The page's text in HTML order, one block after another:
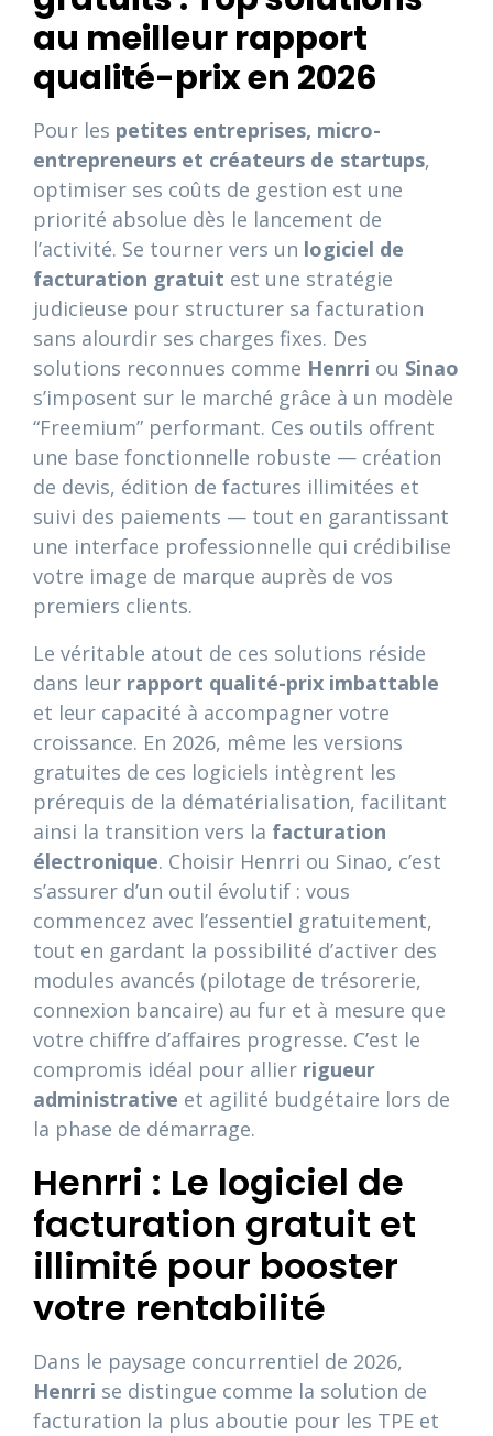
au meilleur rapport
qualité-prix en 2026
Pour les petites entreprises, micro-
entrepreneurs et créateurs de startups,
optimiser ses coûts de gestion est une
priorité absolue dès le lancement de
l’activité. Se tourner vers un logiciel de
facturation gratuit est une stratégie
judicieuse pour structurer sa facturation
sans alourdir ses charges fixes. Des
solutions reconnues comme Henrri ou Sinao
s’imposent sur le marché grâce à un modèle
“Freemium” performant. Ces outils offrent
une base fonctionnelle robuste — création
de devis, édition de factures illimitées et
suivi des paiements — tout en garantissant
une interface professionnelle qui crédibilise
votre image de marque auprès de vos
premiers clients.
Le véritable atout de ces solutions réside
dans leur rapport qualité-prix imbattable
et leur capacité à accompagner votre
croissance. En 2026, même les versions
gratuites de ces logiciels intègrent les
prérequis de la dématérialisation, facilitant
ainsi la transition vers la facturation
électronique. Choisir Henrri ou Sinao, c’est
s’assurer d’un outil évolutif : vous
commencez avec l’essentiel gratuitement,
tout en gardant la possibilité d’activer des
modules avancés (pilotage de trésorerie,
connexion bancaire) au fur et à mesure que
votre chiffre d’affaires progresse. C’est le
compromis idéal pour allier rigueur
administrative et agilité budgétaire lors de
la phase de démarrage.
Henrri : Le logiciel de
facturation gratuit et
illimité pour booster
votre rentabilité
Dans le paysage concurrentiel de 2026,
Henrri se distingue comme la solution de
facturation la plus aboutie pour les TPE et